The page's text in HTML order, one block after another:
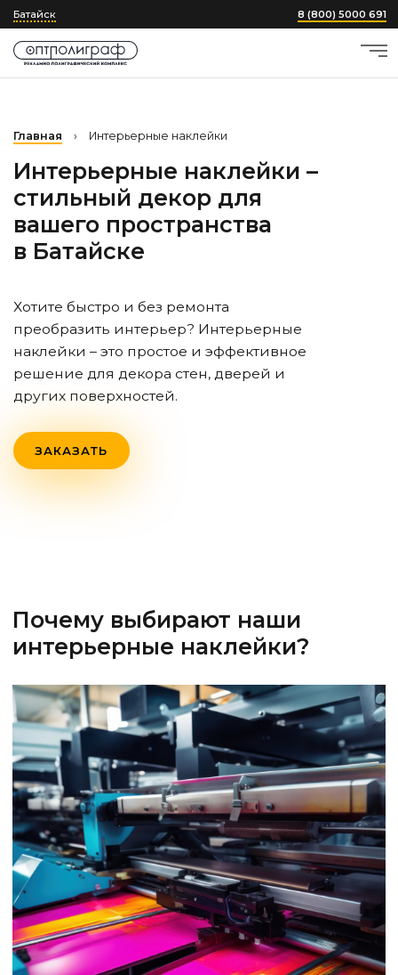
Батайск 8 (800) 5000 691
Главная › Интерьерные наклейки
Интерьерные наклейки –
стильный декор для
вашего пространства
в Батайске
Хотите быстро и без ремонта
преобразить интерьер? Интерьерные
наклейки – это простое и эффективное
решение для декора стен, дверей и
других поверхностей.
ЗАКАЗАТЬ
Почему выбирают наши
интерьерные наклейки?